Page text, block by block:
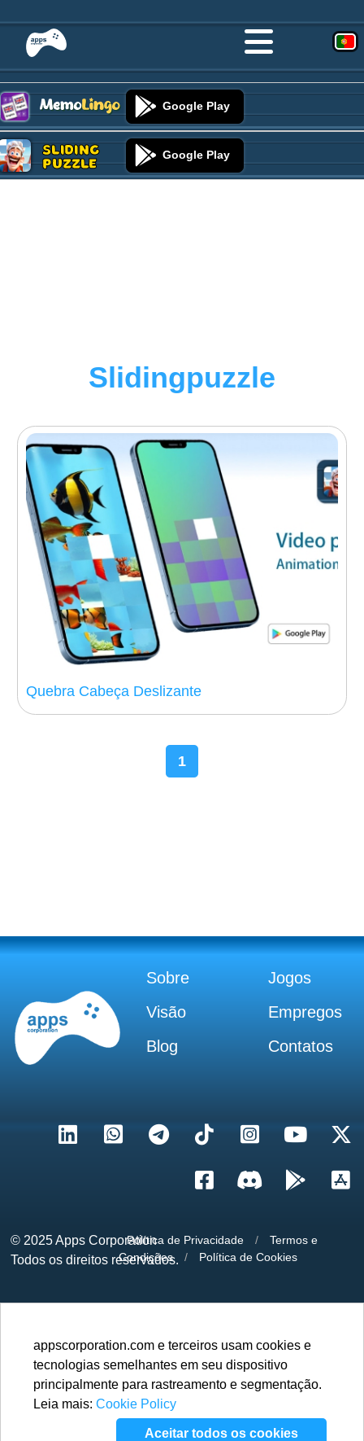
Google Play
Sliding
Puzzle Google Play
Slidingpuzzle
Quebra Cabeça Deslizante
1
Sobre
Jogos
Visão
Empregos
Blog
Contatos
© 2025Apps Corporation
Todos os direitos reservados.
Política de Privacidade /
Termos e
Condições
/ Política de Cookies
appscorporation.com e terceiros usam cookies e
tecnologias semelhantes em seu dispositivo
principalmente para rastreamento e segmentação.
Leia mais: Cookie Policy
Aceitar todos os cookies